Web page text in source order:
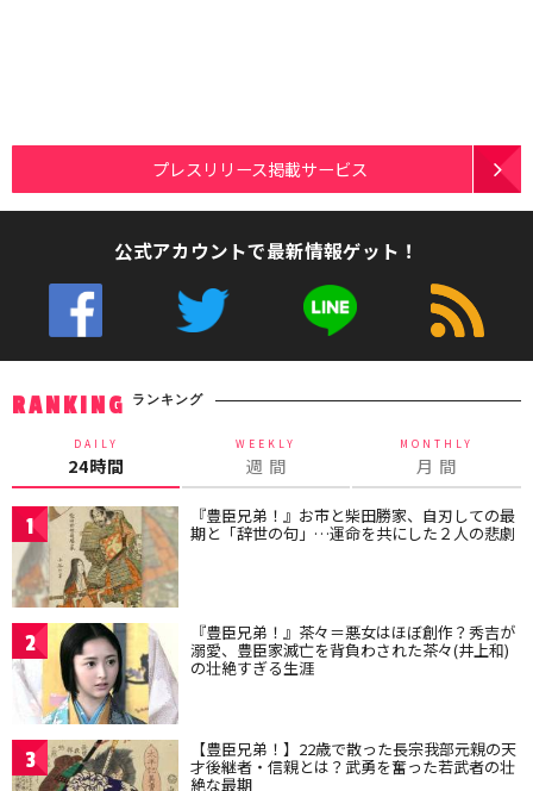
プレスリリース掲載サービス
公式アカウントで最新情報ゲット！
RANKING ランキング
DAILY
24時間
WEEKLY
週 間
MONTHLY
月 間
1 『豊臣兄弟！』お市と柴田勝家、自刃しての最
期と「辞世の句」…運命を共にした２人の悲劇
2 『豊臣兄弟！』茶々＝悪女はほぼ創作？秀吉が
溺愛、豊臣家滅亡を背負わされた茶々(井上和)
の壮絶すぎる生涯
3 【豊臣兄弟！】22歳で散った長宗我部元親の天
才後継者・信親とは？武勇を奮った若武者の壮
絶な最期